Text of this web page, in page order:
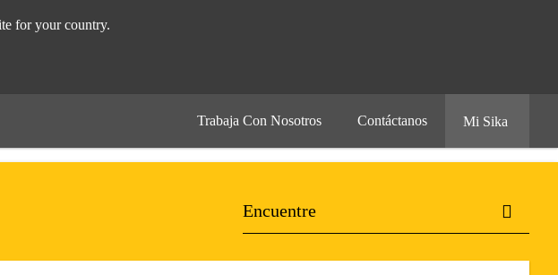
for your country.
Trabaja Con Nosotros Contáctanos Mi Sika